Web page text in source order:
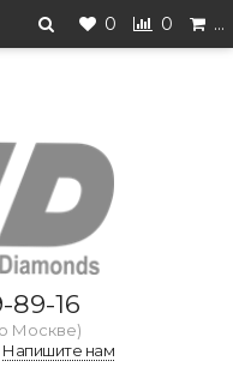
0 0 …
на старую версию
89-16
Москве)
Напишите нам